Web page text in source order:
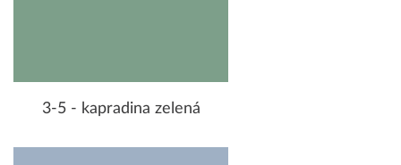
3-5 - kapradina zelená